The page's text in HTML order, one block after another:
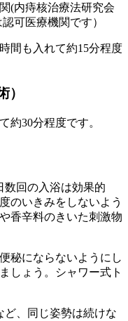
(内痔核治療法研究会
可医療機関です）
間も入れて約15分程度
）
約30分程度です。
数回の入浴は効果的
のいきみをしないよう
香辛料のきいた刺激物
秘にならないようにし
しょう。シャワー式ト
ど、同じ姿勢は続けな